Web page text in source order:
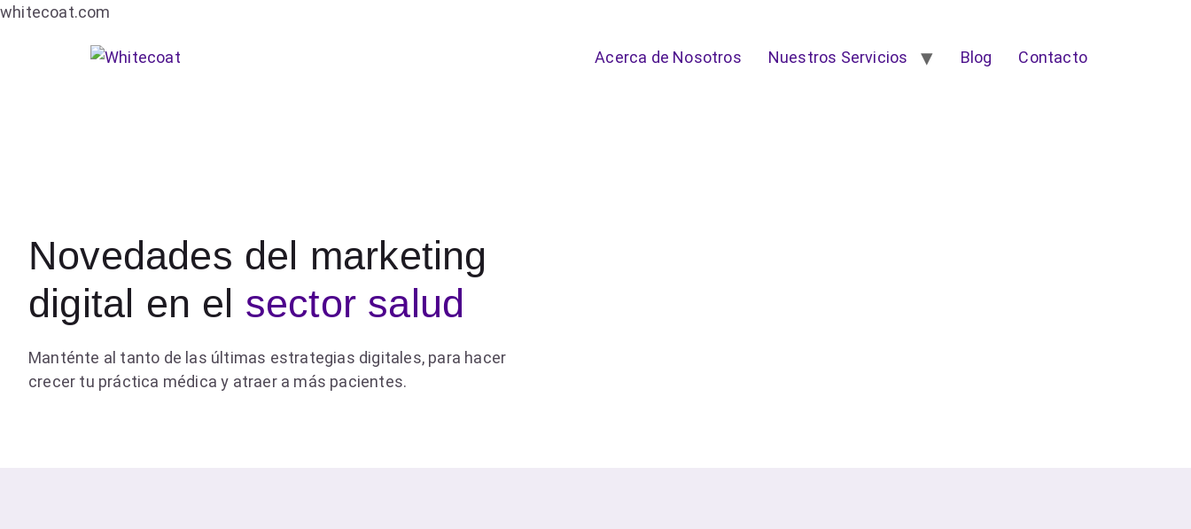
whitecoat.com
Acerca de Nosotros Nuestros Servicios Blog Contacto
Novedades del marketing
digital en el sector salud
Manténte al tanto de las últimas estrategias digitales, para hacer
crecer tu práctica médica y atraer a más pacientes.